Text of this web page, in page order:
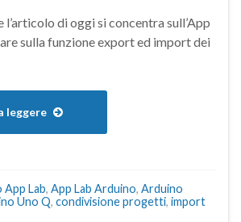
l’articolo di oggi si concentra sull’App
sulla funzione export ed import dei
leggere
Lab, App Lab Arduino, Arduino
Uno Q, condivisione progetti, import